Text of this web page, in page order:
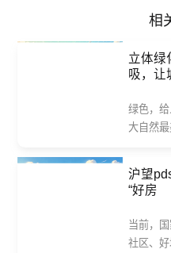
相
立体绿
吸，让
绿色，
大自然最
沪望
“好房
当前，
社区、好